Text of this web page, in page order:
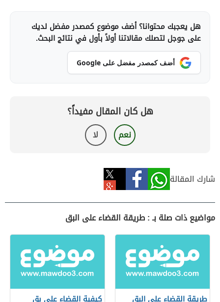
هل يعجبك محتوانا؟ أضف موضوع كمصدر مفضل لديك
على جوجل لتصلك مقالاتنا أولاً بأول في نتائج البحث.
أضف كمصدر مفضل على Google
هل كان المقال مفيداً؟
نعم لا
شارك المقالة
مواضيع ذات صلة بـ : طريقة القضاء على البق
طريقة القضاء على البق كيفية القضاء على بق